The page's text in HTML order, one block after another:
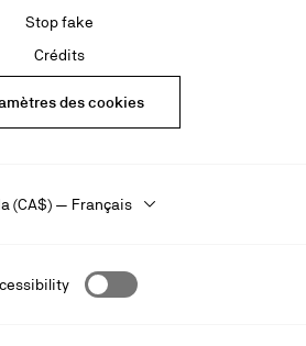
Stop fake
Crédits
des cookies
(CA$) — Français